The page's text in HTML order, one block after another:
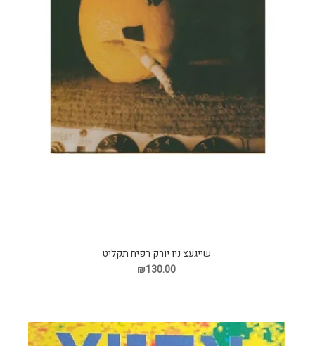
שייגעצ ניו יורק רפיח תקליט
₪130.00